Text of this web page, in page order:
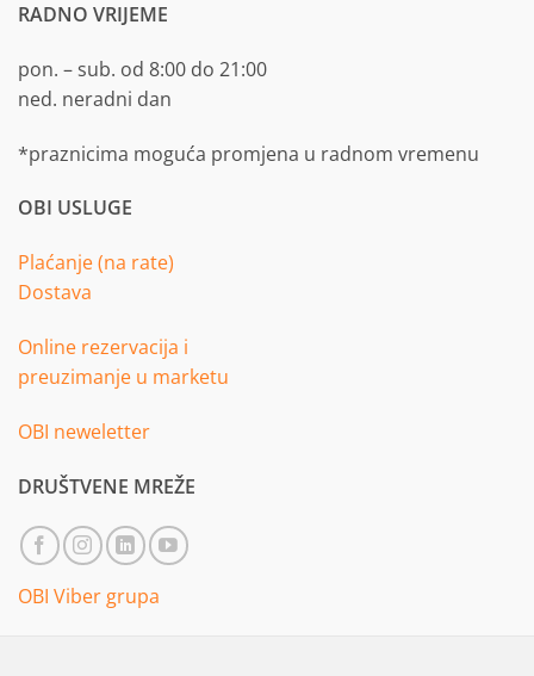
RADNO VRIJEME
pon. – sub. od 8:00 do 21:00
ned. neradni dan
*praznicima moguća promjena u radnom vremenu
OBI USLUGE
Plaćanje (na rate)
Dostava
Online rezervacija i
preuzimanje u marketu
OBI neweletter
DRUŠTVENE MREŽE
OBI Viber grupa